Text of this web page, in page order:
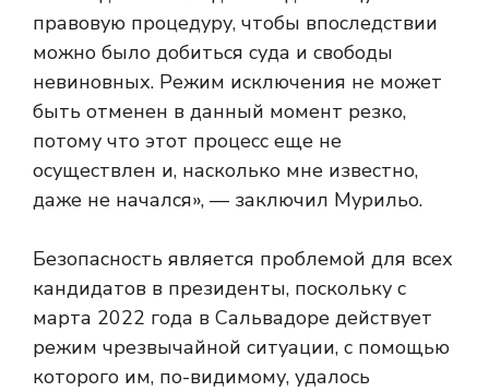
правовую процедуру, чтобы впоследствии
можно было добиться суда и свободы
невиновных. Режим исключения не может
быть отменен в данный момент резко,
потому что этот процесс еще не
осуществлен и, насколько мне известно,
даже не начался», — заключил Мурильо.
Безопасность является проблемой для всех
кандидатов в президенты, поскольку с
марта 2022 года в Сальвадоре действует
режим чрезвычайной ситуации, с помощью
которого им, по-видимому, удалось